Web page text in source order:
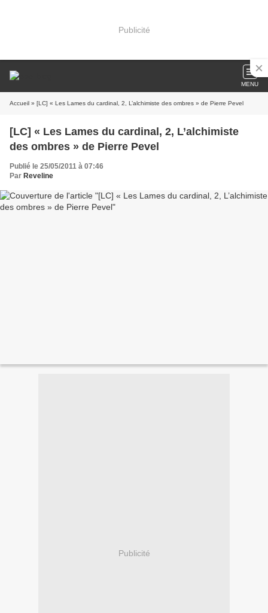
Publicité
MENU
Accueil » [LC] « Les Lames du cardinal, 2, L’alchimiste des ombres » de Pierre Pevel
[LC] « Les Lames du cardinal, 2, L’alchimiste
des ombres » de Pierre Pevel
Publié le 25/05/2011 à 07:46
Par Reveline
Publicité